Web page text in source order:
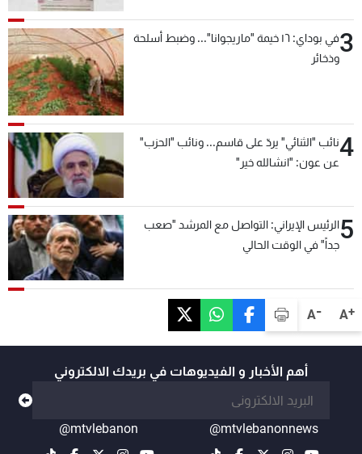
A+
A-
3
في بوداي: ١٦ خيمة "ماريجوانا"... وضبط أسلحة
وذخائر
4نائب "الثنائي" يردّ على قاسم... ونائب "الحزب"
عن عون: "انشالله خير"
5الرئيس الإيراني: التواصل مع المرشد "صعب
جداً" في الوقت الحالي
أهم الأخبار و الفيديوهات في بريدك الالكتروني
@mtvlebanonnews
@mtvlebanon